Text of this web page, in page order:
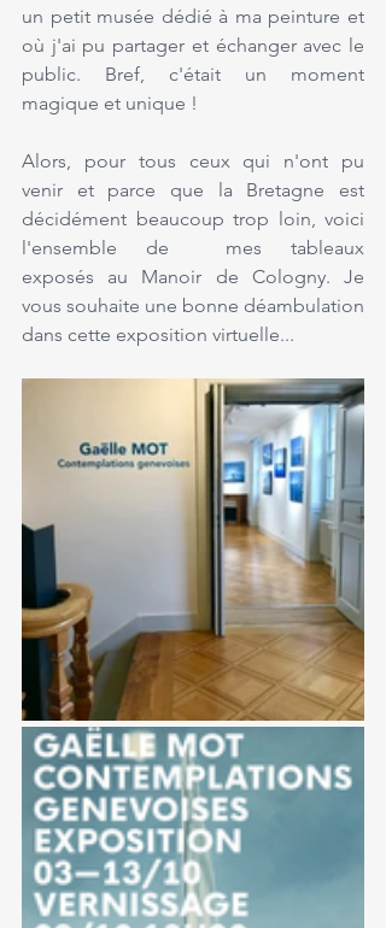
un petit musée dédié à ma peinture et
où j'ai pu partager et échanger avec le
public. Bref, c'était un moment
magique et unique !
Alors, pour tous ceux qui n'ont pu
venir et parce que la Bretagne est
décidément beaucoup trop loin, voici
l'ensemble de  mes tableaux
exposés au Manoir de Cologny. Je
vous souhaite une bonne déambulation
dans cette exposition virtuelle...